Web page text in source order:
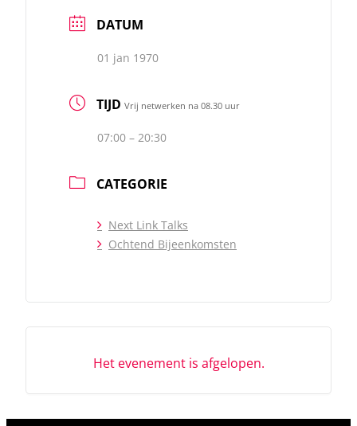
DATUM
01 jan 1970
TIJD Vrij netwerken na 08.30 uur
07:00 – 20:30
CATEGORIE
Next Link Talks
Ochtend Bijeenkomsten
Het evenement is afgelopen.